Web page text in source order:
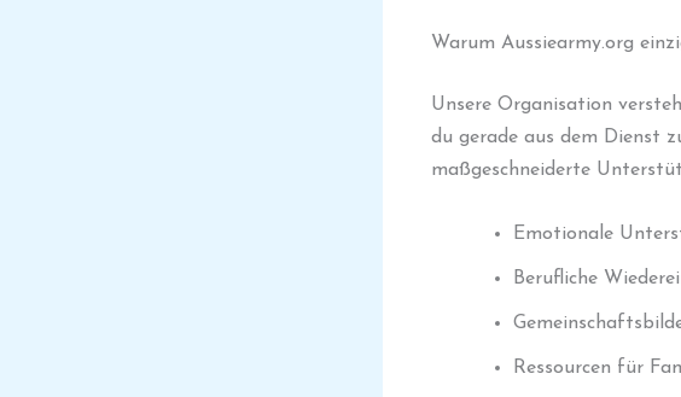
Warum Aussiearmy.org
Unsere Organisation
du gerade aus dem Dienst
maßgeschneiderte
Emotionale
Berufliche
Ressourcen für